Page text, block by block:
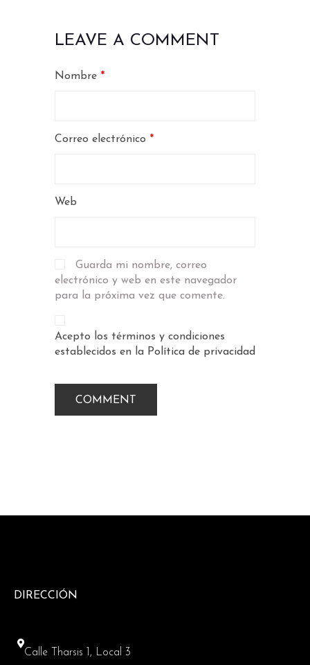
LEAVE A COMMENT
Nombre *
Correo electrónico *
Web
Guarda mi nombre, correo
electrónico y web en este navegador
para la próxima vez que comente.
Acepto los términos y condiciones
establecidos en la Política de privacidad
DIRECCIÓN
Calle Tharsis 1, Local 3